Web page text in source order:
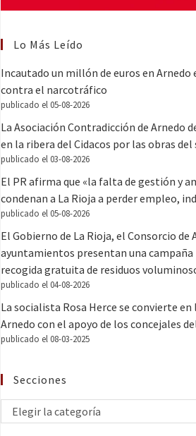
Lo Más Leído
Incautado un millón de euros en Arnedo
contra el narcotráfico
publicado el 05-08-2026
La Asociación Contradicción de Arnedo
en la ribera del Cidacos por las obras
publicado el 03-08-2026
El PR afirma que «la falta de gestión y
condenan a La Rioja a perder empleo,
publicado el 05-08-2026
El Gobierno de La Rioja, el Consorcio de
ayuntamientos presentan una
recogida gratuita de residuos
publicado el 04-08-2026
La socialista Rosa Herce se convierte
Arnedo con el apoyo de los concejales
publicado el 08-03-2025
Secciones
Elegir la categoría